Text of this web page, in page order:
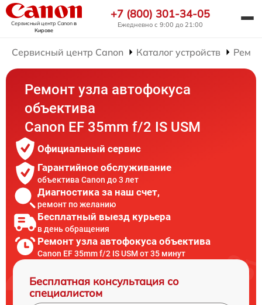
Сервисный центр Canonв
Кирове
+7 (800) 301-34-05
Ежедневно с 9:00 до 21:00
Сервисный центр Canon Каталог устройств
Ремонт узла автофокуса
объектива
Canon EF 35mm f/2 IS USM
Официальный сервис
Гарантийное обслуживание
объектива Canon до 3 лет
Диагностика за наш счет,
ремонт по желанию
Бесплатный выезд курьера
в день обращения
Ремонт узла автофокуса объектива
Canon EF 35mm f/2 IS USM от 35 минут
Бесплатная консультация со
специалистом